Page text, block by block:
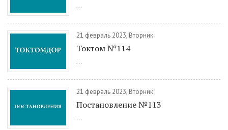
...
21 февраль 2023, Вторник
Токтом №114
...
21 февраль 2023, Вторник
Постановление №113
...